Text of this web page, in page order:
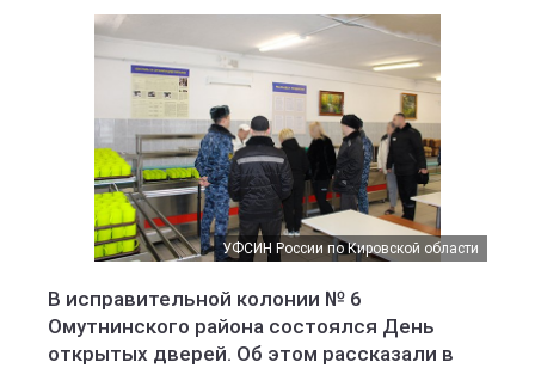
УФСИН России по Кировской области
В исправительной колонии № 6
Омутнинского района состоялся День
открытых дверей. Об этом рассказали в